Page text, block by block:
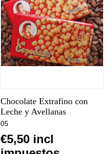
Chocolate Extrafino con
Leche y Avellanas
05
€5,50 incl